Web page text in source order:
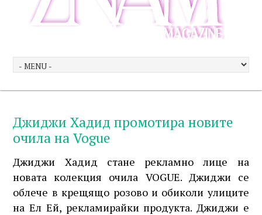
Джиджи Хадид промотира новите
очила на Vogue
Джиджи Хадид стане рекламно лице на
новата колекция очила VOGUE. Джиджи се
облече в крещящо розово и обиколи улиците
на Ел Ей, рекламирайки продукта. Джиджи е